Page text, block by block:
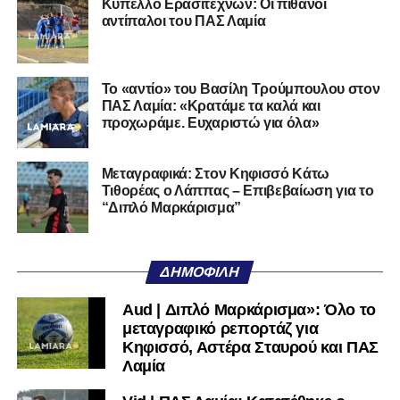
στη Γ’ Εθνική με τον ΠΑΣ Λαμία. Στο παρελθόν
αγωνίστηκε στον Λεβαδειακό, ενώ πέρασε και από ομάδες
της Serie D στην Ιταλία, όπως οι Nocerina, S. Maria
Cilento και Castrovillari, έχοντας ξεκινήσει την
ποδοσφαιρική του διαδρομή από τον Απόλλωνα Σμύρνης.
Τον καλωσορίζουμε στην οικογένεια του Σαρωνικού και
του ευχόμαστε υγεία και επιτυχίες.»
Ακολουθήστε τοlamiara.grστοGoogle Newsγια να
μαθαίνετε πρώτοι τα κυανόλευκα νέα στην Ελλάδα και τον
Twitterκαι στοInstagram
μαθαίνετε σε χρόνο dt όλα τα νέα.
Κύπελλο Ερασιτεχνών: Οι πιθανοί
αντίπαλοι του ΠΑΣ Λαμία
Το «αντίο» του Βασίλη Τρούμπουλου στον
ΠΑΣ Λαμία: «Κρατάμε τα καλά και
προχωράμε. Ευχαριστώ για όλα»
Μεταγραφικά: Στον Κηφισσό Κάτω
Τιθορέας ο Λάππας – Επιβεβαίωση για το
“Διπλό Μαρκάρισμα”
ΔΗΜΟΦΙΛΉ
Aud | Διπλό Μαρκάρισμα»: Όλο το
μεταγραφικό ρεπορτάζ για
Κηφισσό, Αστέρα Σταυρού και ΠΑΣ
Λαμία